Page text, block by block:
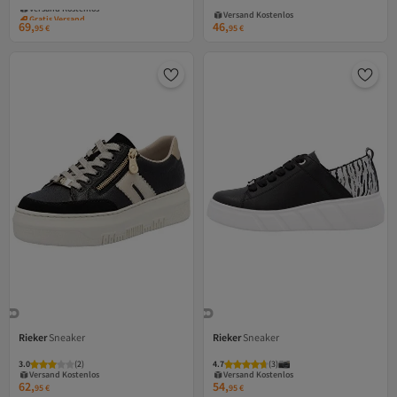
Gratis Versand
Versand Kostenlos
69,95€
Gratis Versand
Versand Kostenlos
46,95€
Rieker Sneaker
3.0 (2)
Versand Kostenlos
Gratis Versand
Versand Kostenlos
62,95€
Rieker Sneaker
4.7 (3)
Versand Kostenlos
Gratis Versand
Versand Kostenlos
54,95€